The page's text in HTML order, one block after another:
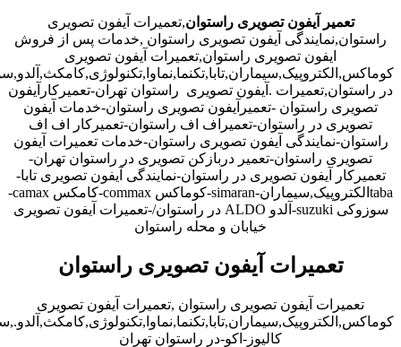
تعمیر آیفون تصویری راستوان,تعمیرات آیفون تصویری
راستوان,نمایندگی آیفون تصویری راستوان ,خدمات پس از فروش
ایفون تصویری راستوان,تعمیرات آیفون تصویری
در راستوان,تعمیرات .آیفون تصویری راستوان تهران-تعمیرکارآیفون
تصویری راستوان -تعمیرآیفون تصویری راستوان-خدمات آیفون
تصویری در راستوان-تعمیراف اف راستوان-تعمیرکار اف اف
راستوان-نمایندگی آیفون تصویری راستوان-خدمات تعمیرات آیفون
تصویری راستوان-تعمیر دربازکن تصویری در راستوان تهران-
تعمیرکار آیفون تصویری در راستوان-نمایندگی آیفون تصویری تابا-
tabaالکتروپیک,سیماران-simaran-کوماکس commax-کامکس camax-
سوزوکی suzuki-آلدو ALDO در راستوان/-تعمیرات آیفون تصویری
خیابان و محله راستوان
تعمیرات آیفون تصویری راستوان
تعمیرات آیفون تصویری راستوان ,تعمیرات آیفون تصویری
کالیوز-اکو-در راستوان تهران